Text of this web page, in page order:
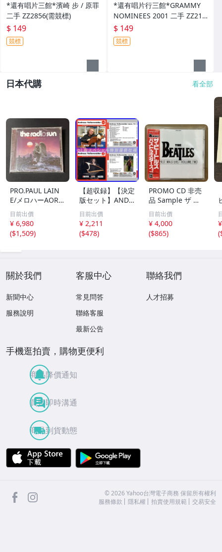
*還有唱片三館*濱崎 步 / 原罪
二手 ZZ2856(需競標)
$ 149
競標
*還有唱片行三館*GRAMMY
NOMINEES 2001 二手 ZZ214
03
$ 149
競標
日本代購 看全部
PRO.PAUL LAIN
E/メロハーAOR◆
THE RADIO SUN/
UNSTOPPABLE
目前出價
¥ 6,980
($1,509)
【超収録】【決定
版セット】ANDR
EAS VOLLENWEI
DER CD1+2+3 厳
選プレミア音源集
MP3CD-DLVer 3
目前出價
¥ 2,211
($478)
PROMO CD 非売
品 Sample ザ ビ
ートルズ パスト
マスターズ VOL.2
CP32-5602 THE
BEATLES / PAST
目前出價
¥ 4,000
($865)
(
關於我們
新聞中心
服務說明
客服中心
常見問答
聯絡客服
最新公告
聯絡我們
人才招募
手機逛拍賣，購物更便利
商品降價通知
買賣即時溝通
商品到貨動態
APP Store
facebook ©2026 Yahoo台灣電子商務 保留所有權利
服務條款
隱私權 拍賣使用規範 交易安全